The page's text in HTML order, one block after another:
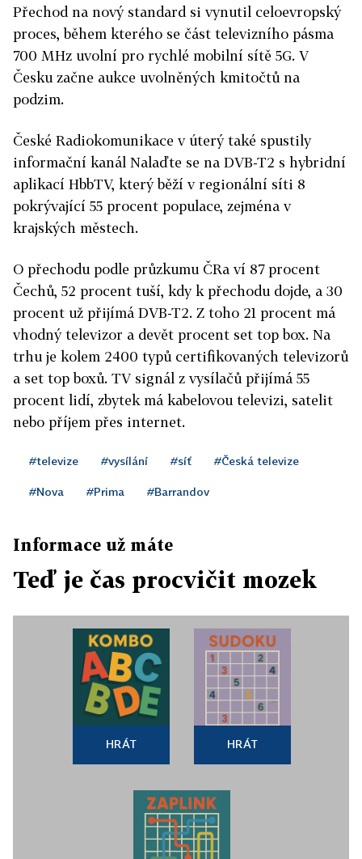
Přechod na nový standard si vynutil celoevropský
proces, během kterého se část televizního pásma
700 MHz uvolní pro rychlé mobilní sítě 5G. V
Česku začne aukce uvolněných kmitočtů na
podzim.
České Radiokomunikace v úterý také spustily
informační kanál Nalaďte se na DVB-T2 s hybridní
aplikací HbbTV, který běží v regionální síti 8
pokrývající 55 procent populace, zejména v
krajských městech.
O přechodu podle průzkumu ČRa ví 87 procent
Čechů, 52 procent tuší, kdy k přechodu dojde, a 30
procent už přijímá DVB-T2. Z toho 21 procent má
vhodný televizor a devět procent set top box. Na
trhu je kolem 2400 typů certifikovaných televizorů
a set top boxů. TV signál z vysílačů přijímá 55
procent lidí, zbytek má kabelovou televizi, satelit
nebo příjem přes internet.
#televize #vysílání #síť #Česká televize
#Nova #Prima #Barrandov
Informace už máte
Teď je čas procvičit mozek
HRÁT HRÁT